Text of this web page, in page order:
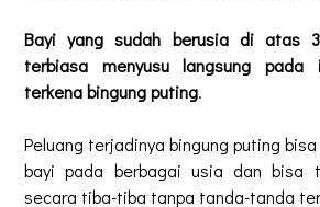
Bayi yang sudah berusia di atas
terbiasa menyusu langsung pada
terkena bingung puting.
Peluang terjadinya bingung puting
bayi pada berbagai usia dan bisa
secara tiba-tiba tanpa tanda-tanda